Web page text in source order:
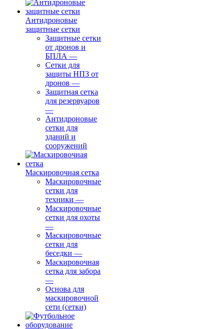
Антидроновые
защитные сетки
Защитные сетки
от дронов и
БПЛА —
Сетки для
защиты НПЗ от
дронов —
Защитная сетка
для резервуаров
—
Антидроновые
сетки для
зданий и
сооружений
Маскировочная сетка
Маскировочные
сетки для
техники —
Маскировочные
сетки для охоты
—
Маскировочные
сетки для
беседки —
Маскировочная
сетка для забора
—
Основа для
маскировочной
сети (сетки)